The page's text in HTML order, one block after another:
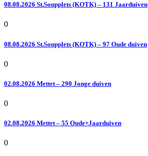
08.08.2026 St.Soupplets (KOTK) – 131 Jaarduiven
0
08.08.2026 St.Soupplets (KOTK) – 97 Oude duiven
0
02.08.2026 Mettet – 290 Jonge duiven
0
02.08.2026 Mettet – 55 Oude+Jaarduiven
0